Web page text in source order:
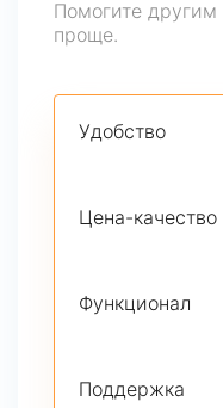
Помогите
проще.
Удобство
Цена-качество
Функционал
Поддержка